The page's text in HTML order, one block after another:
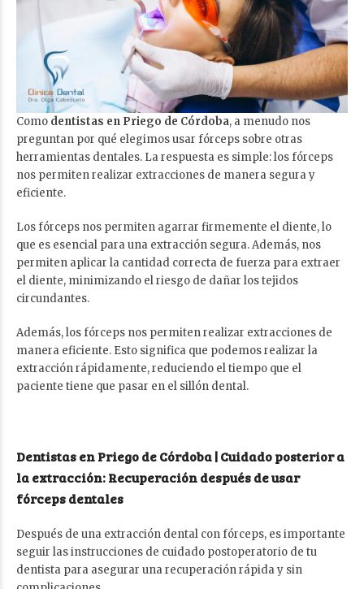
Como dentistas en Priego de Córdoba, a menudo nos
preguntan por qué elegimos usar fórceps sobre otras
herramientas dentales. La respuesta es simple: los fórceps
nos permiten realizar extracciones de manera segura y
eficiente.
Los fórceps nos permiten agarrar firmemente el diente, lo
que es esencial para una extracción segura. Además, nos
permiten aplicar la cantidad correcta de fuerza para extraer
el diente, minimizando el riesgo de dañar los tejidos
circundantes.
Además, los fórceps nos permiten realizar extracciones de
manera eficiente. Esto significa que podemos realizar la
extracción rápidamente, reduciendo el tiempo que el
paciente tiene que pasar en el sillón dental.
Dentistas en Priego de Córdoba | Cuidado posterior a
la extracción: Recuperación después de usar
fórceps dentales
Después de una extracción dental con fórceps, es importante
seguir las instrucciones de cuidado postoperatorio de tu
dentista para asegurar una recuperación rápida y sin